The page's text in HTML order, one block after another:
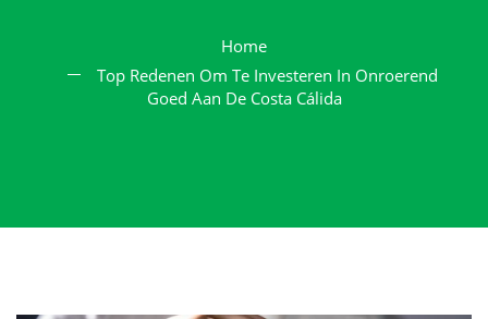
Home
Top Redenen Om Te Investeren In Onroerend
Goed Aan De Costa Cálida